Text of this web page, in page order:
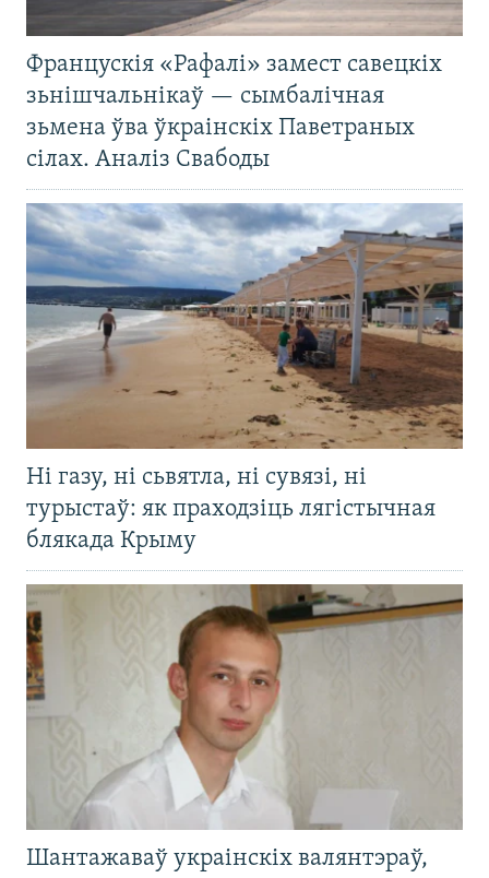
Францускія «Рафалі» замест савецкіх
зьнішчальнікаў — сымбалічная
зьмена ўва ўкраінскіх Паветраных
сілах. Аналіз Свабоды
Ні газу, ні сьвятла, ні сувязі, ні
турыстаў: як праходзіць лягістычная
блякада Крыму
Шантажаваў украінскіх валянтэраў,